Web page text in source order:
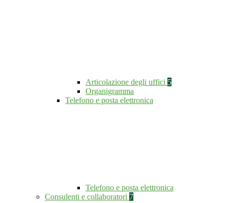
Articolazione degli uffici 5
Organigramma
Telefono e posta elettronica
Telefono e posta elettronica
Consulenti e collaboratori 7